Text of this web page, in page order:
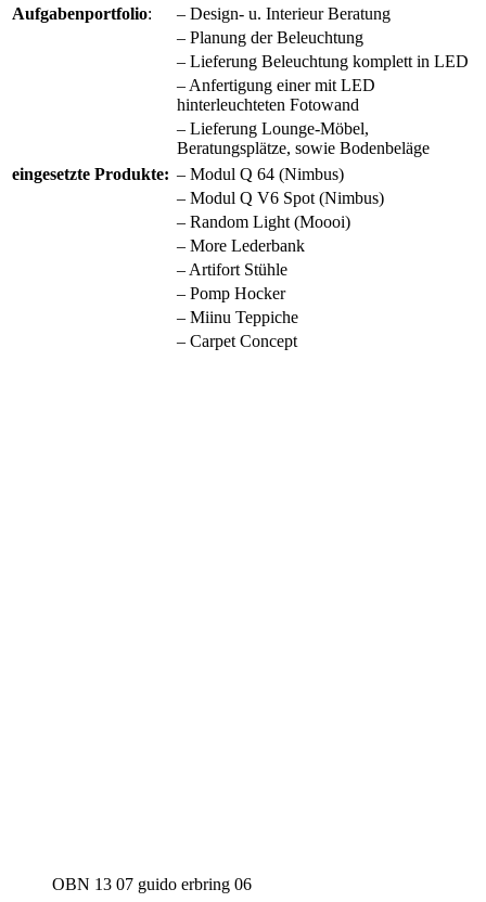
Aufgabenportfolio:
– Design- u. Interieur Beratung
– Planung der Beleuchtung
– Lieferung Beleuchtung komplett in LED
– Anfertigung einer mit LED
hinterleuchteten Fotowand
– Lieferung Lounge-Möbel,
Beratungsplätze, sowie Bodenbeläge
eingesetzte Produkte: – Modul Q 64 (Nimbus)
– Modul Q V6 Spot (Nimbus)
– Random Light (Moooi)
– More Lederbank
– Artifort Stühle
– Pomp Hocker
– Miinu Teppiche
– Carpet Concept
OBN 13 07 guido erbring 06